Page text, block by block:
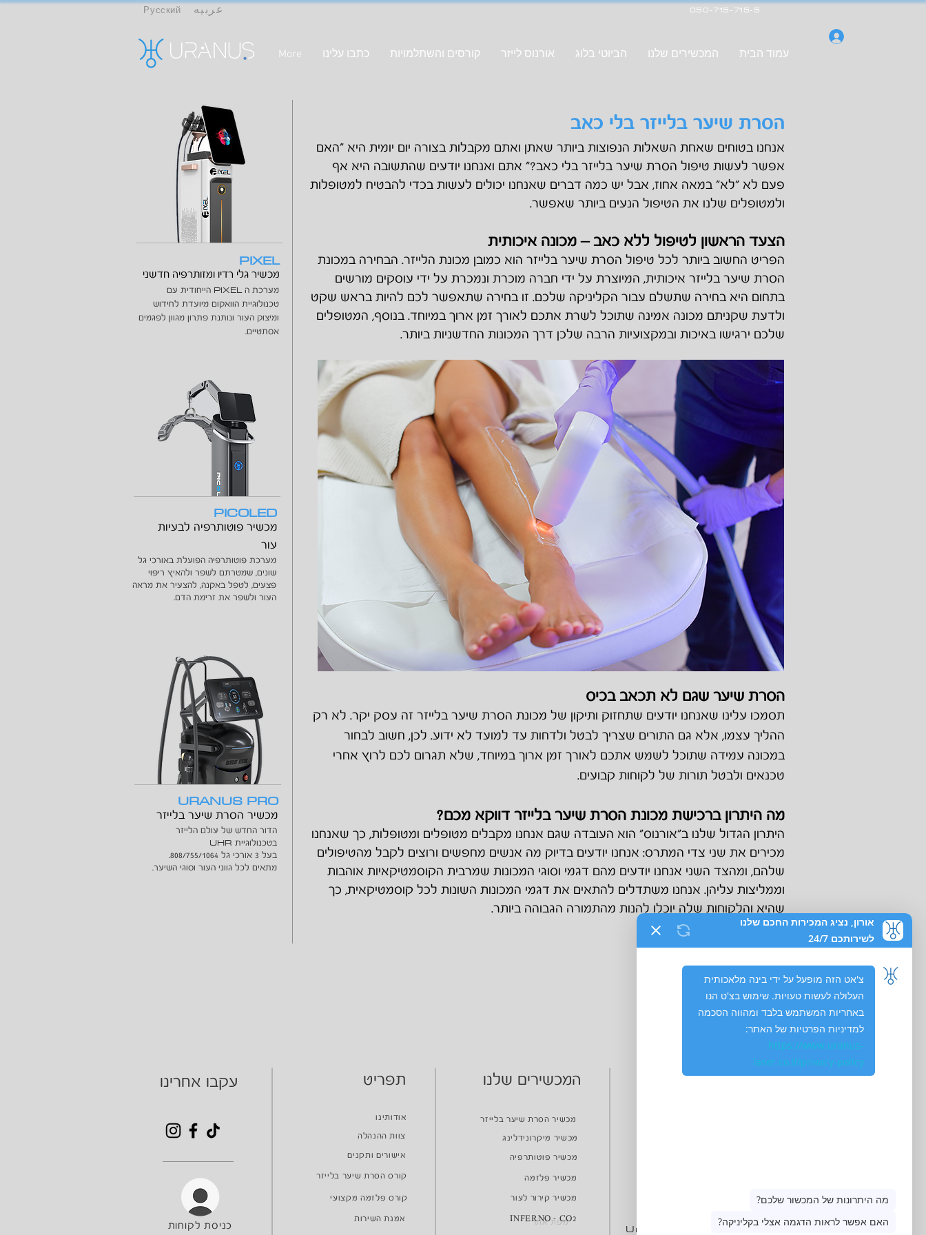
Русский عربيه
עמוד הבית המכשירים שלנו הביוטי בלוג אורנוס לייזר קורסים והשתלמויות כתבו עלינו More
PIXEL
מכשיר גלי רדיו ומזותרפיה חדשני
מערכת הPIXEL הייחודית עם
טכנולוגיית הוואקום מיועדת לחידוש
ומיצוק העור ונותנת פתרון מגוון לפגמים
אסתטיים.
PICOLED
מכשיר פוטותרפיה לבעיות
עור
מערכת פוטותרפיה הפועלת באורכי גל
שונים, שמטרתם לשפר ולהאיץ ריפוי
פצעים, לטפל באקנה, להצעיר את מראה
העור ולשפר את זרימת הדם.
URANUS PRO
מכשיר הסרת שיער בלייזר
הדור החדש של עולם הלייזר
בטכנולוגיית UHR
בעל 3 אורכי גל 808/755/1064.
מתאים לכל גווני העור וסוגי השיער.
הסרת שיער בלייזר בלי כאב
אנחנו בטוחים שאחת השאלות הנפוצות ביותר שאתן ואתם מקבלות בצורה יום יומית היא "האם
אפשר לעשות טיפול הסרת שיער בלייזר בלי כאב?" אתם ואנחנו יודעים שהתשובה היא אף
פעם לא "לא" במאה אחוז, אבל יש כמה דברים שאנחנו יכולים לעשות בכדי להבטיח למטופלות
ולמטופלים שלנו את הטיפול הנעים ביותר שאפשר.
הצעד הראשון לטיפול ללא כאב – מכונה איכותית
הפריט החשוב ביותר לכל טיפול הסרת שיער בלייזר הוא כמובן מכונת הלייזר. הבחירה במכונת
הסרת שיער בלייזר איכותית, המיוצרת על ידי חברה מוכרת ונמכרת על ידי עוסקים מורשים
בתחום היא בחירה שתשלם עבור הקליניקה שלכם. זו בחירה שתאפשר לכם להיות בראש שקט
ולדעת שקניתם מכונה אמינה שתוכל לשרת אתכם לאורך זמן ארוך במיוחד. בנוסף, המטופלים
שלכם ירגישו באיכות ובמקצועיות הרבה שלכן דרך המכונות החדשניות ביותר.
הסרת שיער שגם לא תכאב בכיס
תסמכו עלינו שאנחנו יודעים שתחזוק ותיקון של מכונת הסרת שיער בלייזר זה עסק יקר. לא רק
ההליך עצמו, אלא גם התורים שצריך לבטל ולדחות עד למועד לא ידוע. לכן, חשוב לבחור
במכונה עמידה שתוכל לשמש אתכם לאורך זמן ארוך במיוחד, שלא תגרום לכם לרוץ אחרי
טכנאים ולבטל תורות של לקוחות קבועים.
מה היתרון ברכישת מכונת הסרת שיער בלייזר דווקא מכם?
היתרון הגדול שלנו ב"אורנוס" הוא העובדה שגם אנחנו מקבלים מטופלים ומטופלות, כך שאנחנו
מכירים את שני צדי המתרס: אנחנו יודעים בדיוק מה אנשים מחפשים ורוצים לקבל מהטיפולים
שלהם, ומהצד השני אנחנו יודעים מהם דגמי וסוגי המכונות שמרבית הקוסמטיקאיות אוהבות
וממליצות עליהן. אנחנו משתדלים להתאים את דגמי המכונות השונות לכל קוסמטיקאית, כך
שהיא והלקוחות שלה יוכלו להנות מהתמורה הגבוהה ביותר.
עקבו אחרינו המכשירים שלנו תפריט
מכשיר מיקרונידלינג
מכשיר הסרת שיער בלייזר
מכשיר פוטותרפיה
מכשיר פלזמה
מכשיר קירור לעור
צוות ההנהלה
אודותינו
אישורים ותקנים
קורס הסרת שיער בלייזר
קורס פלזמה מקצועי
Uranus.laser.ltd@gmail.com
אמנת השירות
כניסת לקוחות
מפת אתר
INFERNO - CO2